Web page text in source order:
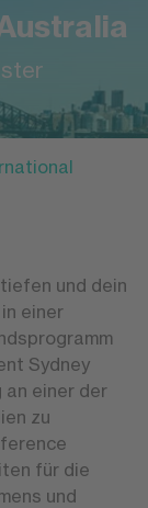
und dein
einer
Sydney
an einer der
zu
für die
und